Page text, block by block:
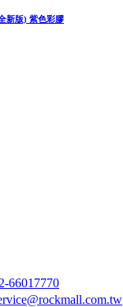
新版) 紫色彩膠
66017770